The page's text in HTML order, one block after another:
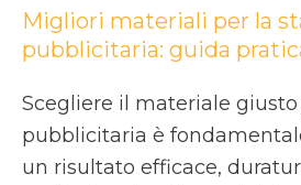
Migliori materiali per la
pubblicitaria: guida
Scegliere il materiale
pubblicitaria è
un risultato efficace,